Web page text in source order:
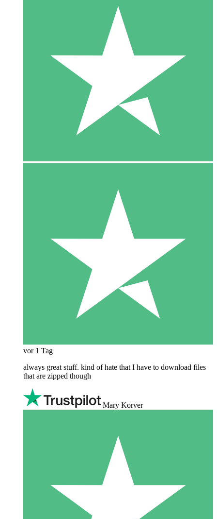
vor 1 Tag
always great stuff. kind of hate that I have to download files
that are zipped though
Mary Korver